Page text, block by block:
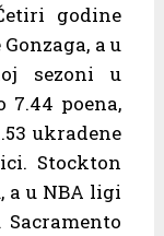
godine
a u
sezoni u
7.44 poena,
ukradene
Stockton
a u NBA ligi